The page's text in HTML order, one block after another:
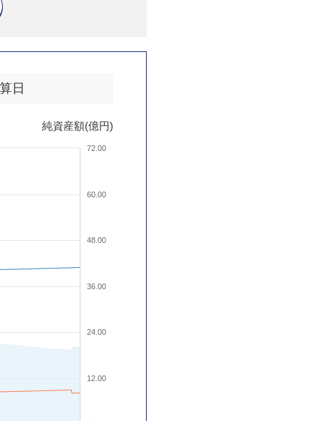
日
純資産額(億円)
60.00
12.00
24.00
36.00
48.00
72.00